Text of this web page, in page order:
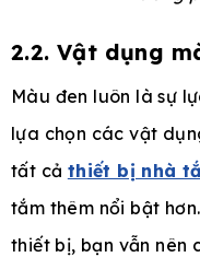
2.2. Vật dụng
Màu đen luôn là sự
lựa chọn các vật
tất cả thiết bị nhà
tắm thêm nổi bật
thiết bị, bạn vẫn nên